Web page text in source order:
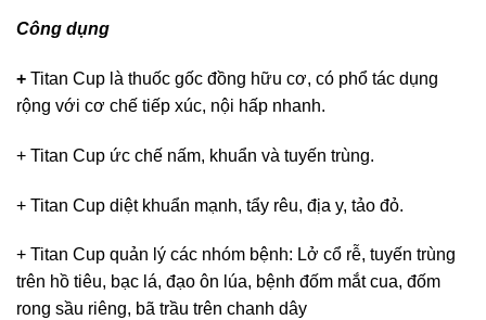
Công dụng
+ Titan Cup là thuốc gốc đồng hữu cơ, có phổ tác dụng
rộng với cơ chế tiếp xúc, nội hấp nhanh.
+ Titan Cup ức chế nấm, khuẩn và tuyến trùng.
+ Titan Cup diệt khuẩn mạnh, tẩy rêu, địa y, tảo đỏ.
+ Titan Cup quản lý các nhóm bệnh: Lở cổ rễ, tuyến trùng
trên hồ tiêu, bạc lá, đạo ôn lúa, bệnh đốm mắt cua, đốm
rong sầu riêng, bã trầu trên chanh dây